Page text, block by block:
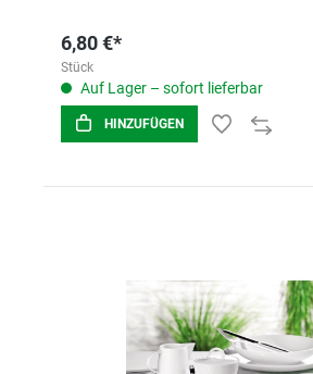
6,80 €*
Stück
Auf Lager – sofort lieferbar
HINZUFÜGEN